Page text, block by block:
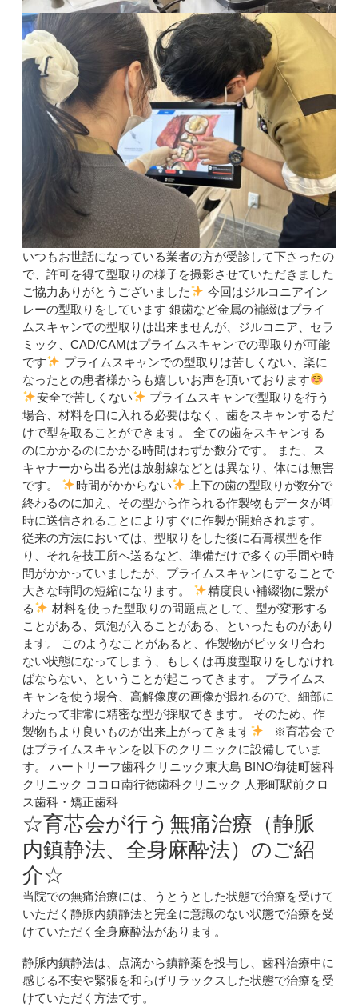
いつもお世話になっている業者の方が受診して下さったの
で、許可を得て型取りの様子を撮影させていただきました
ご協力ありがとうございました
今回はジルコニアイン
レーの型取りをしています 銀歯など金属の補綴はプライ
ムスキャンでの型取りは出来ませんが、ジルコニア、セラ
ミック、CAD/CAMはプライムスキャンでの型取りが可能
です
プライムスキャンでの型取りは苦しくない、楽に
なったとの患者様からも嬉しいお声を頂いております
安全で苦しくない
プライムスキャンで型取りを行う
場合、材料を口に入れる必要はなく、歯をスキャンするだ
けで型を取ることができます。 全ての歯をスキャンする
のにかかるのにかかる時間はわずか数分です。 また、ス
キャナーから出る光は放射線などとは異なり、体には無害
です‍。
時間がかからない
上下の歯の型取りが数分で
終わるのに加え、その型から作られる作製物もデータが即
時に送信されることによりすぐに作製が開始されます。
従来の方法においては、型取りをした後に石膏模型を作
り、それを技工所へ送るなど、準備だけで多くの手間や時
間がかかっていましたが、プライムスキャンにすることで
大きな時間の短縮になります。
精度良い補綴物に繋が
る
材料を使った型取りの問題点として、型が変形する
ことがある、気泡が入ることがある、といったものがあり
ます。 このようなことがあると、作製物がピッタリ合わ
ない状態になってしまう、もしくは再度型取りをしなけれ
ばならない、ということが起こってきます。 プライムス
キャンを使う場合、高解像度の画像が撮れるので、細部に
わたって非常に精密な型が採取できます。 そのため、作
製物もより良いものが出来上がってきます
※育芯会で
はプライムスキャンを以下のクリニックに設備していま
す。 ハートリーフ歯科クリニック東大島 BINO御徒町歯科
クリニック ココロ南行徳歯科クリニック 人形町駅前クロ
ス歯科・矯正歯科
☆育芯会が行う無痛治療（静脈
内鎮静法、全身麻酔法）のご紹
介☆
当院での無痛治療には、うとうとした状態で治療を受けて
いただく静脈内鎮静法と完全に意識のない状態で治療を受
けていただく全身麻酔法があります。
静脈内鎮静法は、点滴から鎮静薬を投与し、歯科治療中に
感じる不安や緊張を和らげリラックスした状態で治療を受
けていただく方法です。